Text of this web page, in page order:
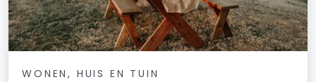
WONEN, HUIS EN TUIN